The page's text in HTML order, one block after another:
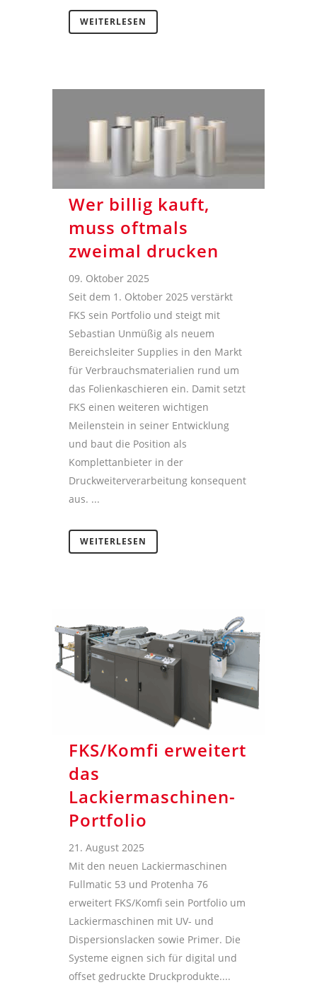
WEITERLESEN
Wer billig kauft,
muss oftmals
zweimal drucken
09. Oktober 2025
Seit dem 1. Oktober 2025 verstärkt
FKS sein Portfolio und steigt mit
Sebastian Unmüßig als neuem
Bereichsleiter Supplies in den Markt
für Verbrauchsmaterialien rund um
das Folienkaschieren ein. Damit setzt
FKS einen weiteren wichtigen
Meilenstein in seiner Entwicklung
und baut die Position als
Komplettanbieter in der
Druckweiterverarbeitung konsequent
aus. ...
WEITERLESEN
FKS/Komfi erweitert
das
Lackiermaschinen-
Portfolio
21. August 2025
Mit den neuen Lackiermaschinen
Fullmatic 53 und Protenha 76
erweitert FKS/Komfi sein Portfolio um
Lackiermaschinen mit UV- und
Dispersionslacken sowie Primer. Die
Systeme eignen sich für digital und
offset gedruckte Druckprodukte....